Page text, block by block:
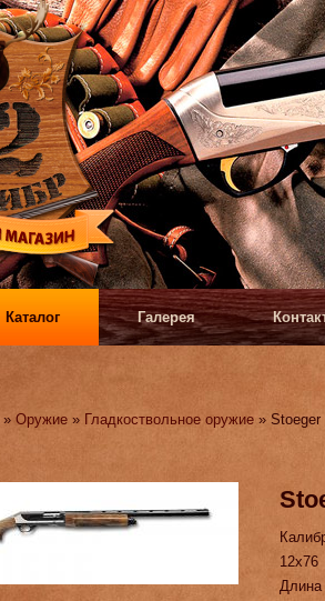
Каталог Галерея
»Оружие » Гладкоствольное оружие » Stoeger
12х76